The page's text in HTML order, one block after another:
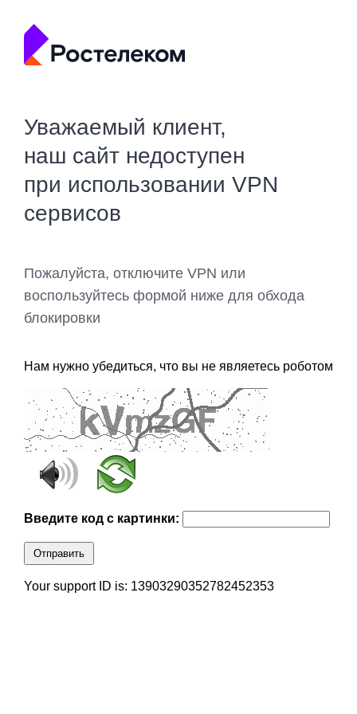
Уважаемый клиент,
наш сайт недоступен
при использовании VPN
сервисов
Пожалуйста, отключите VPN или
воспользуйтесь формой ниже для обхода
блокировки
Нам нужно убедиться, что вы не являетесь роботом
Введите код с картинки:
Отправить
Your support ID is: 13903290352782452353